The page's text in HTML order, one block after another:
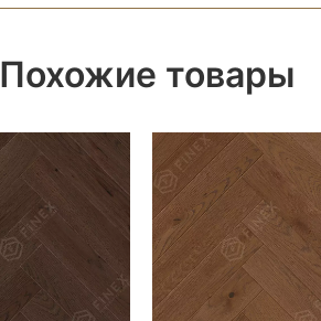
Похожие товары